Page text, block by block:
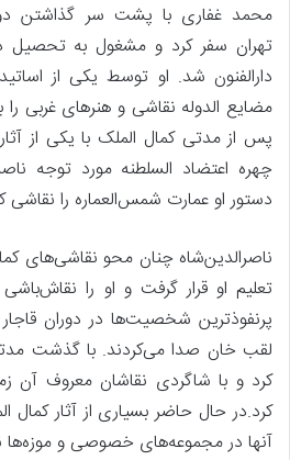
محمد غفاری با پشت سر گذاشتن
تهران سفر کرد و مشغول به تحصیل
دارالفنون شد. او توسط یکی از
مضایع الدوله نقاشی و هنرهای غربی
پس از مدتی کمال الملک با یکی از
چهره اعتضاد السلطنه مورد توجه
دستور او عمارت شمس‌العماره را نقاشی
ناصرالدین‌شاه چنان محو نقاشی‌های
تعلیم او قرار گرفت و او را
پرنفوذترین شخصیت‌ها در دوران
لقب خان صدا می‌کردند. با گذشت
کرد و با شاگردی نقاشان معروف آن
کرد.در حال حاضر بسیاری از آثار کمال
آنها در مجموعه‌های خصوصی و